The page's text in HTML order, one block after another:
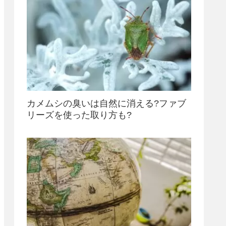
カメムシの臭いは自然に消える?ファブ
リーズを使った取り方も?